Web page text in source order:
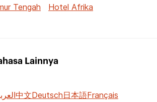
Tengah Hotel Afrika
Lainnya
中文Deutsch日本語Français